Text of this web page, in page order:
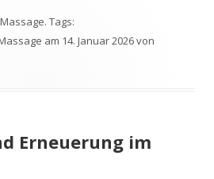
Massage. Tags:
am 14. Januar 2026von
Erneuerung im